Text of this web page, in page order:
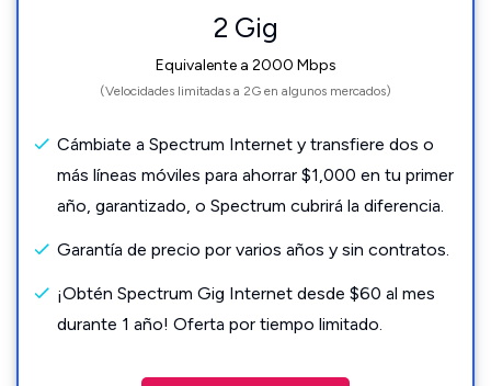
2 Gig
Equivalente a 2000 Mbps
(Velocidades limitadas a 2G en algunos mercados)
Cámbiate a Spectrum Internet y transfiere dos o
más líneas móviles para ahorrar $1,000 en tu primer
año, garantizado, o Spectrum cubrirá la diferencia.
Garantía de precio por varios años y sin contratos.
¡Obtén Spectrum Gig Internet desde $60 al mes
durante 1 año! Oferta por tiempo limitado.